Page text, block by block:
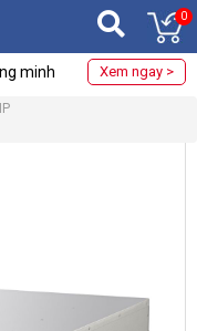
0
minh Xem ngay >